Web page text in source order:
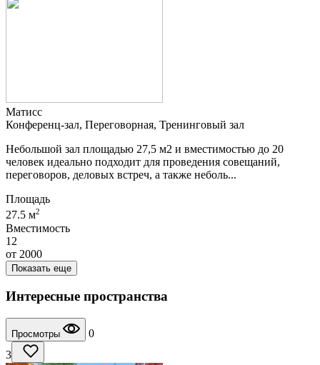
Матисс
Конференц-зал, Переговорная, Тренинговый зал
Небольшой зал площадью 27,5 м2 и вместимостью до 20
человек идеально подходит для проведения совещаний,
переговоров, деловых встреч, а также неболь...
Площадь
27.5 м2
Вместимость
12
от 2000
Показать еще
Интересные пространства
Просмотры
0
3